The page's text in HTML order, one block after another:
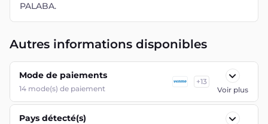
PALABA.
Autres informations disponibles
Mode de paiements
14 mode(s) de paiement
+13
Voir plus
Pays détecté(s)